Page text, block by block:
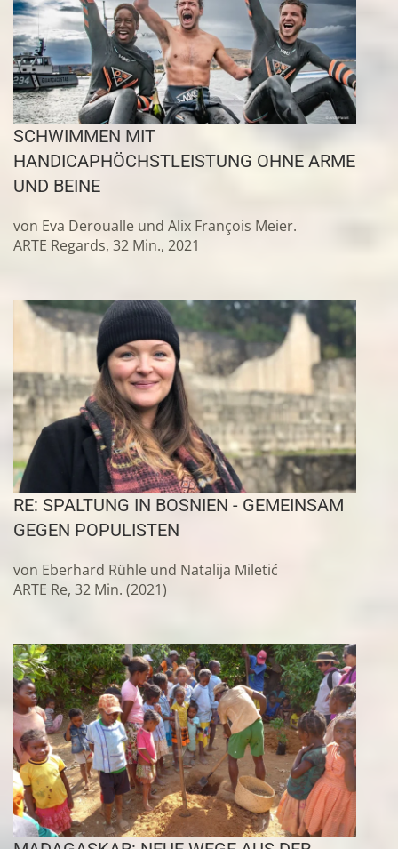
SCHWIMMEN MIT
HANDICAPHÖCHSTLEISTUNG OHNE ARME
UND BEINE
von Eva Deroualle und Alix François Meier.
ARTE Regards, 32 Min., 2021
RE: SPALTUNG IN BOSNIEN - GEMEINSAM
GEGEN POPULISTEN
von Eberhard Rühle und Natalija Miletić
ARTE Re, 32 Min. (2021)